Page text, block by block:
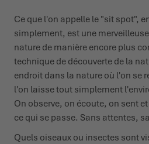
Ce que l'on appelle le "sit spot",
simplement, est une
nature de manière encore plus
technique de découverte de la
endroit dans la nature où l'on se
l'on laisse tout simplement
On observe, on écoute, on sent
ce qui se passe. Sans attentes,
Quels oiseaux ou insectes sont